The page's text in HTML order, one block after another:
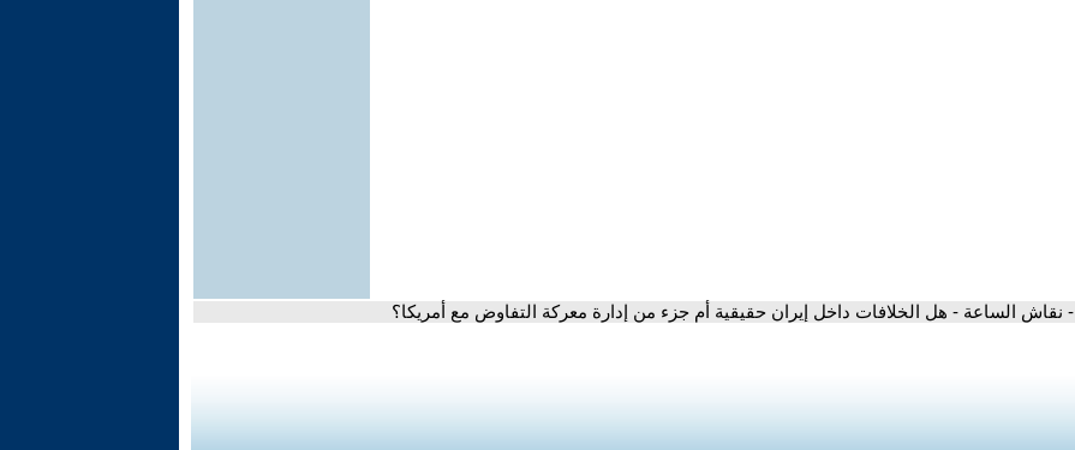
- نقاش الساعة - هل الخلافات داخل إيران حقيقية أم جزء من إدارة معركة التفاوض مع أمريكا؟